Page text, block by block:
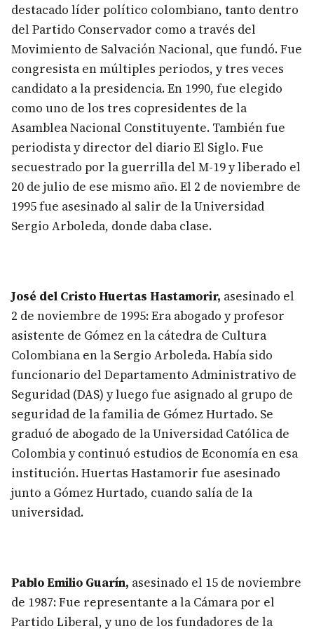
destacado líder político colombiano, tanto dentro
del Partido Conservador como a través del
Movimiento de Salvación Nacional, que fundó. Fue
congresista en múltiples periodos, y tres veces
candidato a la presidencia. En 1990, fue elegido
como uno de los tres copresidentes de la
Asamblea Nacional Constituyente. También fue
periodista y director del diario El Siglo. Fue
secuestrado por la guerrilla del M-19 y liberado el
20 de julio de ese mismo año. El 2 de noviembre de
1995 fue asesinado al salir de la Universidad
Sergio Arboleda, donde daba clase.
José del Cristo Huertas Hastamorir, asesinado el
2 de noviembre de 1995: Era abogado y profesor
asistente de Gómez en la cátedra de Cultura
Colombiana en la Sergio Arboleda. Había sido
funcionario del Departamento Administrativo de
Seguridad (DAS) y luego fue asignado al grupo de
seguridad de la familia de Gómez Hurtado. Se
graduó de abogado de la Universidad Católica de
Colombia y continuó estudios de Economía en esa
institución. Huertas Hastamorir fue asesinado
junto a Gómez Hurtado, cuando salía de la
universidad.
Pablo Emilio Guarín, asesinado el 15 de noviembre
de 1987: Fue representante a la Cámara por el
Partido Liberal, y uno de los fundadores de la